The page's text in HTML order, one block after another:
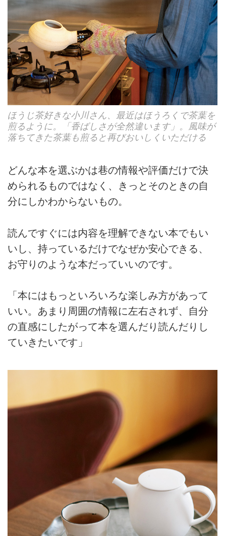
ほうじ茶好きな小川さん、最近はほうろくで茶葉を
煎るように。「香ばしさが全然違います」。風味が
落ちてきた茶葉も煎ると再びおいしくいただける
どんな本を選ぶかは巷の情報や評価だけで決
められるものではなく、きっとそのときの自
分にしかわからないもの。
読んですぐには内容を理解できない本でもい
いし、持っているだけでなぜか安心できる、
お守りのような本だっていいのです。
「本にはもっといろいろな楽しみ方があって
いい。あまり周囲の情報に左右されず、自分
の直感にしたがって本を選んだり読んだりし
ていきたいです」